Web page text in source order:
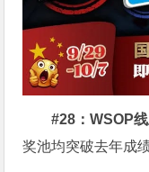
#28：WSOP
奖池均突破去年成绩